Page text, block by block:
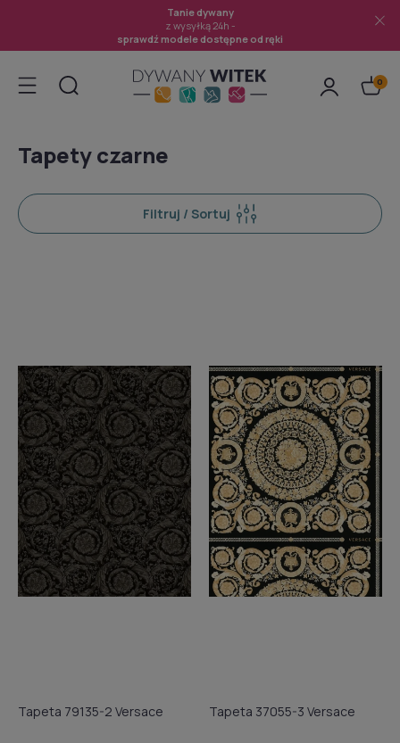
Tanie dywany
z wysyłką 24h -
sprawdź modele dostępne od ręki
Tapety czarne
Filtruj / Sortuj
Tapeta 79135-2 Versace Tapeta 37055-3 Versace